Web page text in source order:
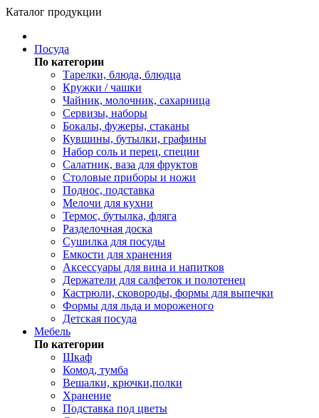
Каталог продукции
Посуда
По категории
Тарелки, блюда, блюдца
Кружки / чашки
Чайник, молочник, сахарница
Сервизы, наборы
Бокалы, фужеры, стаканы
Кувшины, бутылки, графины
Набор соль и перец, специи
Салатник, ваза для фруктов
Столовые приборы и ножи
Поднос, подставка
Мелочи для кухни
Термос, бутылка, фляга
Разделочная доска
Сушилка для посуды
Емкости для хранения
Аксессуары для вина и напитков
Держатели для салфеток и полотенец
Кастрюли, сковороды, формы для выпечки
Формы для льда и мороженого
Детская посуда
Мебель
По категории
Шкаф
Комод, тумба
Вешалки, крючки,полки
Хранение
Подставка под цветы